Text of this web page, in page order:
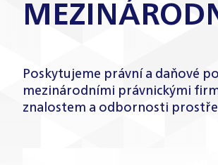
Poskytujeme právní a daňové
mezinárodními právnickými
znalostem a odbornosti